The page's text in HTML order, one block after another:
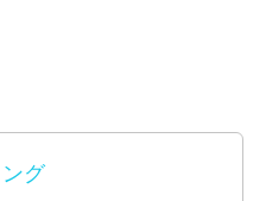
お伺いしますので、遠慮
ながっているというだけ
左右するのだと実感しま
りは更なる別の誰かとの
グ